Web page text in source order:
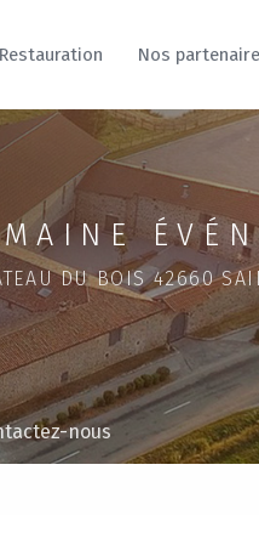
Restauration Nos
Prestataires
Hébergements
DU BOIS 42660
nous